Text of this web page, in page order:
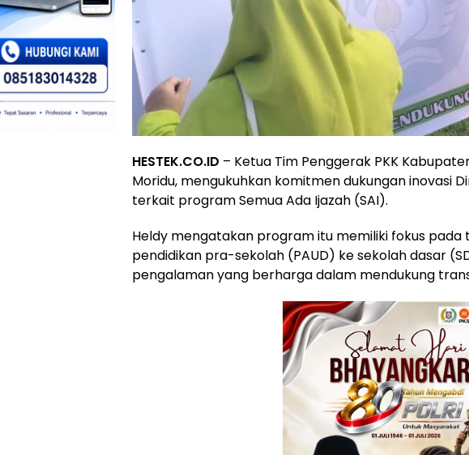
HESTEK.CO.ID – Ketua Tim Penggerak PKK
Moridu, mengukuhkan komitmen dukungan inovasi
terkait program Semua Ada Ijazah (SAI).
Heldy mengatakan program itu memiliki fokus pada
pendidikan pra-sekolah (PAUD) ke sekolah dasar
pengalaman yang berharga dalam mendukung